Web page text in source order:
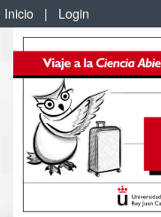
Inicio | Login